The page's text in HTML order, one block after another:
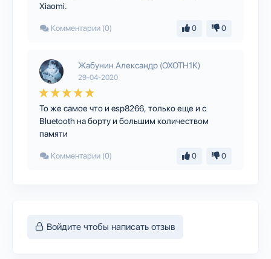
Xiaomi.
Комментарии (0) 0 0
Жабунин Александр (OXOTH1K)
29-04-2020
То же самое что и esp8266, только еще и с
Bluetooth на борту и большим количеством
памяти
Комментарии (0) 0 0
Войдите чтобы написать отзыв